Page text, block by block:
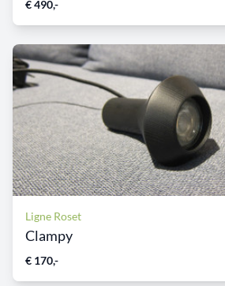
€ 490,-
Ligne Roset
Clampy
€ 170,-